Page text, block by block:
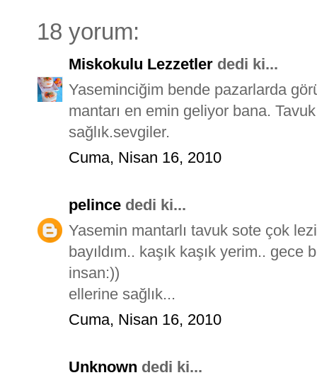
18 yorum:
Miskokulu Lezzetler dedi ki...
Yaseminciğim bende pazarlarda
mantarı en emin geliyor bana.
sağlık.sevgiler.
Cuma, Nisan 16, 2010
pelince dedi ki...
Yasemin mantarlı tavuk sote çok
bayıldım.. kaşık kaşık yerim.. gece
insan:))
ellerine sağlık...
Cuma, Nisan 16, 2010
Unknown dedi ki...